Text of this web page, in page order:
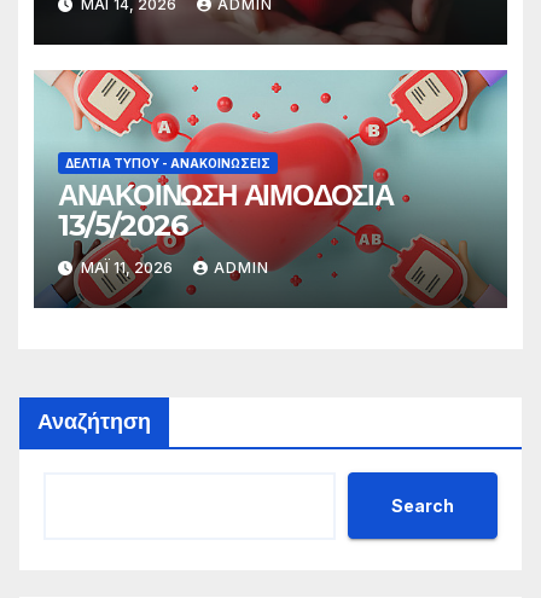
ΜΆΙ 14, 2026 ADMIN
ΔΕΛΤΊΑ ΤΎΠΟΥ - ΑΝΑΚΟΙΝΏΣΕΙΣ
ΑΝΑΚΟΙΝΩΣΗ ΑΙΜΟΔΟΣΙΑ
13/5/2026
ΜΆΙ 11, 2026 ADMIN
Αναζήτηση
Search